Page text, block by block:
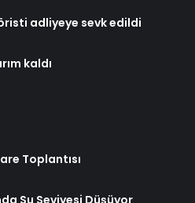
adliyeye sevk edildi
kaldı
Toplantısı
Su Seviyesi Düşüyor